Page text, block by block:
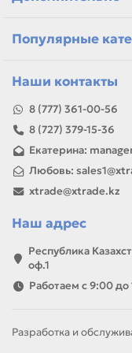
Если параметры в
или задачей, товар
запаса.
Популярные
Наши контакты
8 (777) 361-00-56
8 (727) 379-15-36
Екатерина:
Любовь:
xtrade@xtrade.kz
Наш адрес
Республика
оф.1
Работаем с 9:00 до
Разработка и